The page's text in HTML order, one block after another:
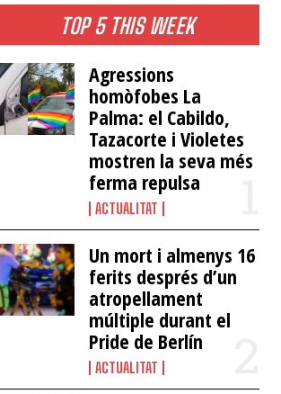
TOP 5 THIS WEEK
​Agressions
homòfobes La
Palma: el Cabildo,
Tazacorte i Violetes
mostren la seva més
ferma repulsa
ACTUALITAT
Un mort i almenys 16
ferits després d’un
atropellament
múltiple durant el
Pride de Berlín
ACTUALITAT